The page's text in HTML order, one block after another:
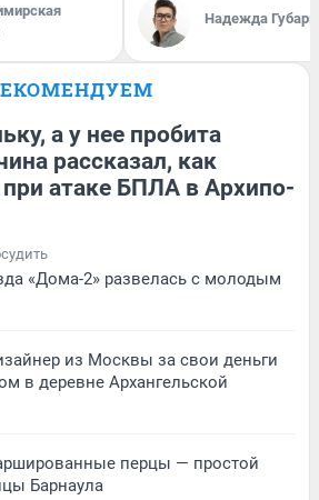
Надежда Губарь
а у нее пробита
рассказал, как
атаке БПЛА в Архипо-
«Дома-2» развелась с молодым
из Москвы за свои деньги
в деревне Архангельской
перцы — простой
Барнаула